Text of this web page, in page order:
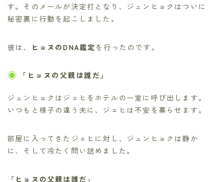
す。そのメールが決定打となり、ジュンヒョクはついに
秘密裏に行動を起こしました。
彼は、 ヒョヌのDNA鑑定を行ったのです。
「ヒョヌの父親は誰だ」
ジュンヒョクはジェヒをホテルの一室に呼び出します。
いつもと様子の違う夫に、ジェヒは不安を募らせます。
部屋に入ってきたジェヒに対し、ジュンヒョクは静か
に、そして冷たく問い詰めました。
「ヒョヌの父親は誰だ」